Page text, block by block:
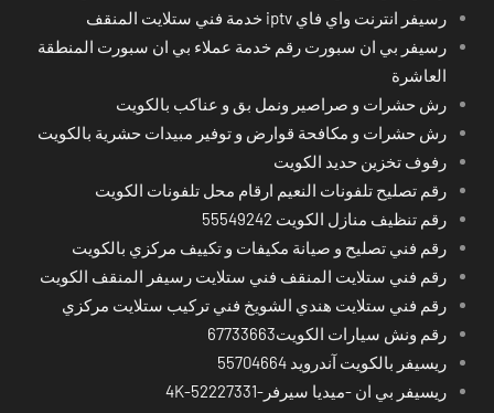
رسيفر انترنت واي فاي iptv خدمة فني ستلايت المنقف
رسيفر بي ان سبورت رقم خدمة عملاء بي ان سبورت المنطقة
العاشرة
رش حشرات و صراصير ونمل بق و عناكب بالكويت
رش حشرات و مكافحة قوارض و توفير مبيدات حشرية بالكويت
رفوف تخزين حديد الكويت
رقم تصليح تلفونات النعيم ارقام محل تلفونات الكويت
رقم تنظيف منازل الكويت 55549242
رقم فني تصليح و صيانة مكيفات و تكييف مركزي بالكويت
رقم فني ستلايت المنقف فني ستلايت رسيفر المنقف الكويت
رقم فني ستلايت هندي الشويخ فني تركيب ستلايت مركزي
رقم ونش سيارات الكويت67733663
ريسيفر بالكويت آندرويد 55704664
ريسيفر بي ان -ميديا سيرفر-4K-52227331